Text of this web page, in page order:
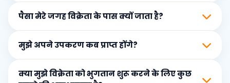
स्नातक, पोस्ट ग्रेजुएट, डिप्लोमा आदि।
नहीं। इस योजना के तहत स्वीकृत ऋण सीधे उपकरण
विक्रेता को वितरित किया जाता है - आपके व्यक्तिगत
या व्यावसायिक बैंक खाते में नहीं। यह उपकरण से
जुड़े वित्तपोषण के लिए एक सामान्य प्रक्रिया है।
पैसा मेरे जगह विक्रेता के पास क्यों जाता है?
यह ऋण डीएसपी के रूप में काम करने के लिए
आवश्यक नेटवर्क उपकरणों की खरीद के लिए
स्वीकृत किया गया है। यह सुनिश्चित करने के लिए कि
मुझे अपने उपकरण कब प्राप्त होंगे?
विक्रेता बैंक से भुगतान प्राप्त करने के बाद उपकरण
क्या मुझे विक्रेता को भुगतान शुरू करने के लिए कुछ